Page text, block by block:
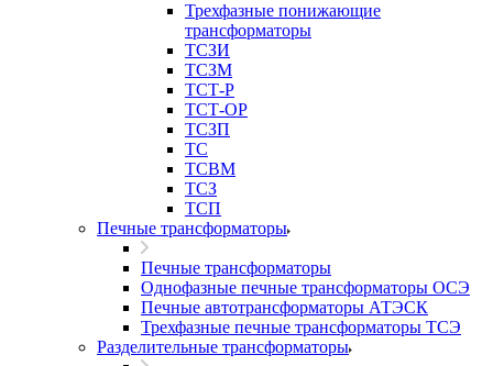
Трехфазные понижающие
трансформаторы
ТСЗИ
ТСЗМ
ТСТ-Р
ТСТ-ОР
ТСЗП
ТС
ТСВМ
ТСЗ
ТСП
Печные трансформаторы
Печные трансформаторы
Однофазные печные трансформаторы ОСЭ
Печные автотрансформаторы АТЭСК
Трехфазные печные трансформаторы ТСЭ
Разделительные трансформаторы